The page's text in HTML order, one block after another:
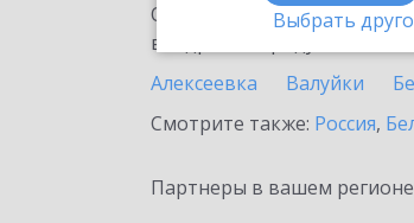
Выбрать
Ознакомьтесь с
внедрение продукта.
Алексеевка
Валуйки
Смотрите также: Россия,
Партнеры в вашем